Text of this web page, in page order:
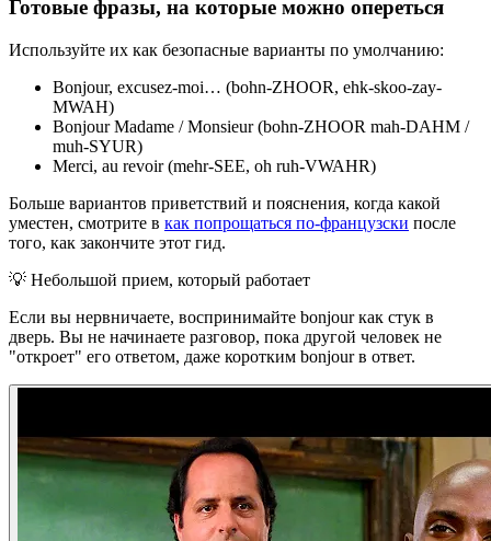
Готовые фразы, на которые можно опереться
Используйте их как безопасные варианты по умолчанию:
Bonjour, excusez-moi… (bohn-ZHOOR, ehk-skoo-zay-
MWAH)
Bonjour Madame / Monsieur (bohn-ZHOOR mah-DAHM /
muh-SYUR)
Merci, au revoir (mehr-SEE, oh ruh-VWAHR)
Больше вариантов приветствий и пояснения, когда какой
уместен, смотрите в как попрощаться по-французски после
того, как закончите этот гид.
💡 Небольшой прием, который работает
Если вы нервничаете, воспринимайте bonjour как стук в
дверь. Вы не начинаете разговор, пока другой человек не
"откроет" его ответом, даже коротким bonjour в ответ.